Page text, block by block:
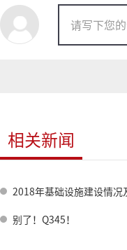
相关新闻
2018年基础设施建设情况
别了！Q345！